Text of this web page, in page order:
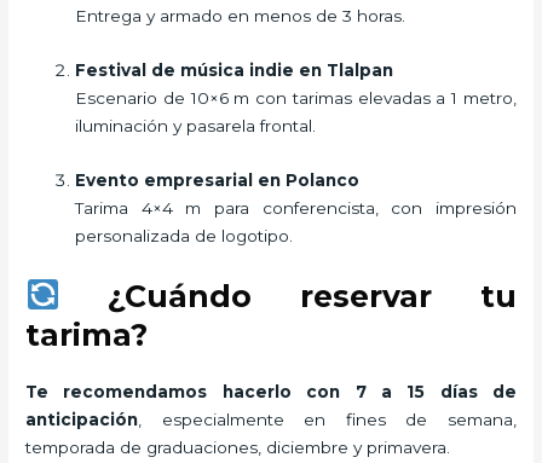
Entrega y armado en menos de 3 horas.
Festival de música indie en Tlalpan
Escenario de 10×6 m con tarimas elevadas a 1 metro,
iluminación y pasarela frontal.
Evento empresarial en Polanco
Tarima 4×4 m para conferencista, con impresión
personalizada de logotipo.
¿Cuándo reservar tu
tarima?
Te recomendamos hacerlo con 7 a 15 días de
anticipación , especialmente en fines de semana,
temporada de graduaciones, diciembre y primavera.